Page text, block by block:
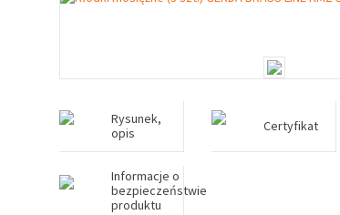
Rysunek,
opis
Certyfikat
Informacje o
bezpieczeństwie
produktu